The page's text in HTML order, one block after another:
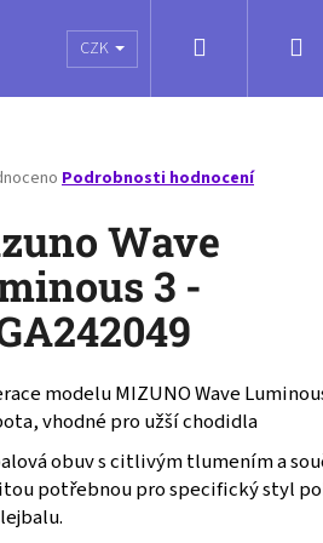
poukazy Obchodní podmínky
CZK
Podrobnosti hodnocení
Wave
3 -
modelu MIZUNO Wave
vhodné pro užší chodidla
obuv s citlivým tlumením a
potřebnou pro specifický styl
SOCKS MEDIUM -